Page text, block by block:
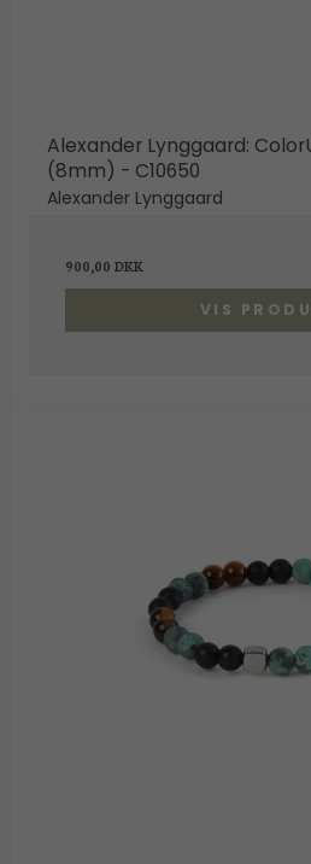
Alexander Lynggaard:
(8mm) - C10650
Alexander Lynggaard
900,00 DKK
VIS